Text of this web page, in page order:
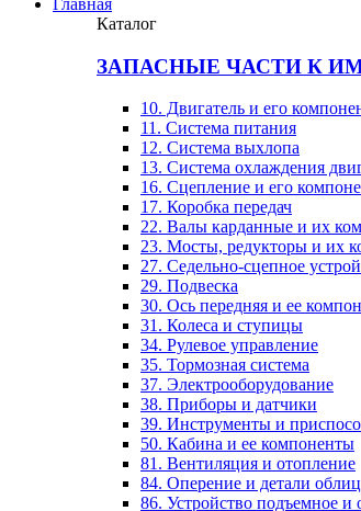
Главная
Каталог
ЗАПАСНЫЕ ЧАСТИ К
10. Двигатель и его
11. Система питания
12. Система выхлопа
13. Система охлаждения
16. Сцепление и его
17. Коробка передач
22. Валы карданные и их
23. Мосты, редукторы и их
27. Седельно-сцепное
29. Подвеска
30. Ось передняя и ее
31. Колеса и ступицы
34. Рулевое управление
35. Тормозная система
37. Электрооборудование
38. Приборы и датчики
39. Инструменты и
50. Кабина и ее компоненты
81. Вентиляция и отопление
84. Оперение и детали
86. Устройство подъемное